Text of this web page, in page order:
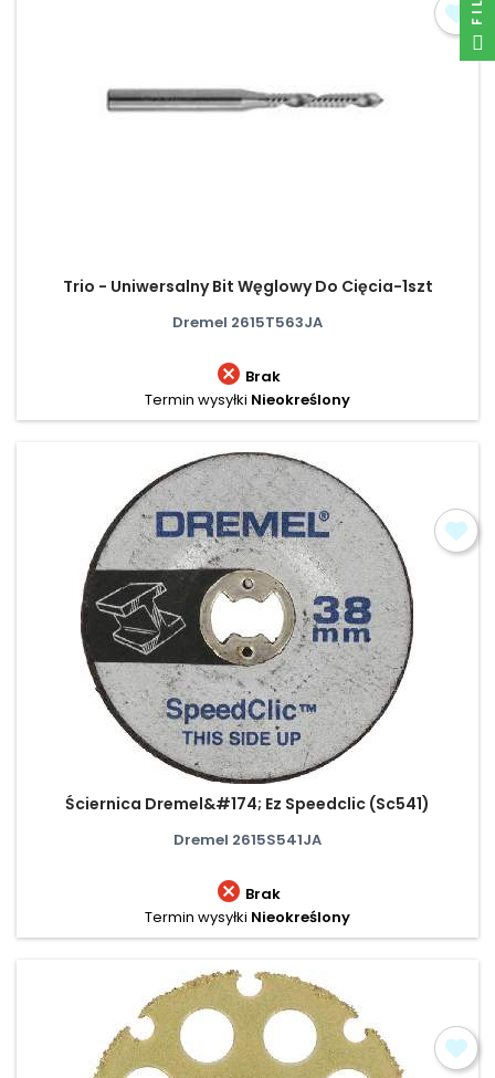
Trio - Uniwersalny Bit Węglowy Do Cięcia-1szt
Dremel 2615T563JA
 Brak
Termin wysyłki Nieokreślony
Ściernica Dremel&#174; Ez Speedclic (Sc541)
Dremel 2615S541JA
 Brak
Termin wysyłki Nieokreślony